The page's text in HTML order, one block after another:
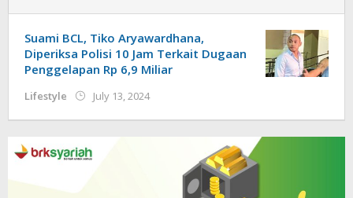
Suami BCL, Tiko Aryawardhana,
Diperiksa Polisi 10 Jam Terkait Dugaan
Penggelapan Rp 6,9 Miliar
Lifestyle July 13, 2024by